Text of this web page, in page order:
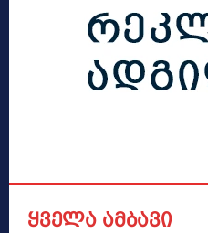
ყველა ამბავი